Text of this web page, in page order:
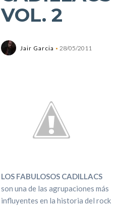
VOL. 2
Jair Garcia 28/05/2011
LOS FABULOSOS CADILLACS
son una de las agrupaciones más
influyentes en la historia del rock